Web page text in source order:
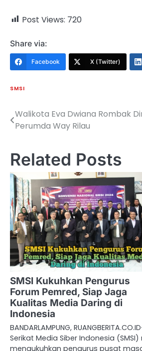
Post Views: 720
Share via:
Facebook X (Twitter)
SMSI
Navigasi
Walikota Eva Dwiana Rombak
Perumda Way Rilau
Related Posts
SMSI Kukuhkan Pengurus
Forum Pemred, Siap Jaga
Kualitas Media Daring di
Indonesia
BANDARLAMPUNG,
Serikat Media Siber Indonesia (SMSI)
mengukuhkan pengurus pusat